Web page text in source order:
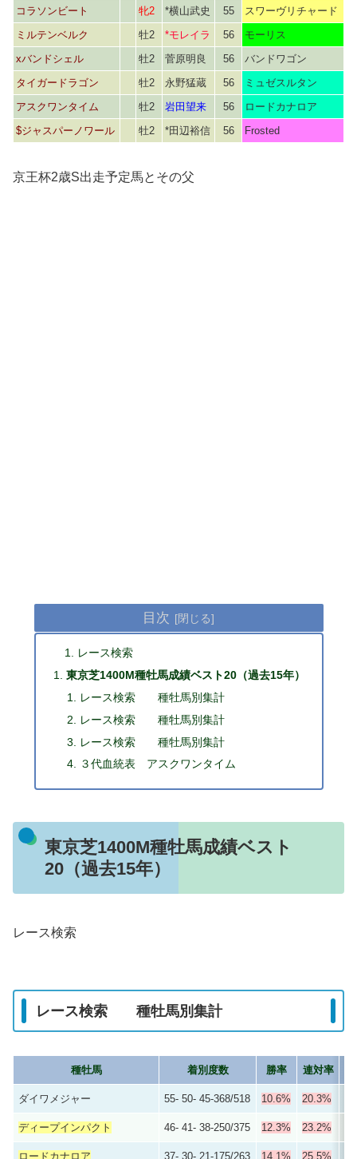
コラソンビート
牝2 *横山武史 55
スワーヴリチャード
ミルテンベルク
牡2 *モレイラ 56
モーリス
xバンドシェル
牡2 菅原明良 56
バンドワゴン
タイガードラゴン
牡2 永野猛蔵 56
ミュゼスルタン
アスクワンタイム
牡2 岩田望来 56
ロードカナロア
$ジャスパーノワール
牡2 *田辺裕信 56 Frosted
京王杯2歳S出走予定馬とその父
目次
レース検索
東京芝1400M種牡馬成績ベスト20（過去15年）
レース検索 種牡馬別集計
レース検索 種牡馬別集計
レース検索 種牡馬別集計
３代血統表 アスクワンタイム
東京芝1400M種牡馬成績ベスト
20（過去15年）
レース検索
レース検索 種牡馬別集計
種牡馬 着別度数 勝率 連対率
ダイワメジャー 55- 50- 45-368/518 10.6% 20.3%
ディープインパクト 46- 41- 38-250/375 12.3% 23.2%
ロードカナロア 37- 30- 21-175/263 14.1% 25.5%